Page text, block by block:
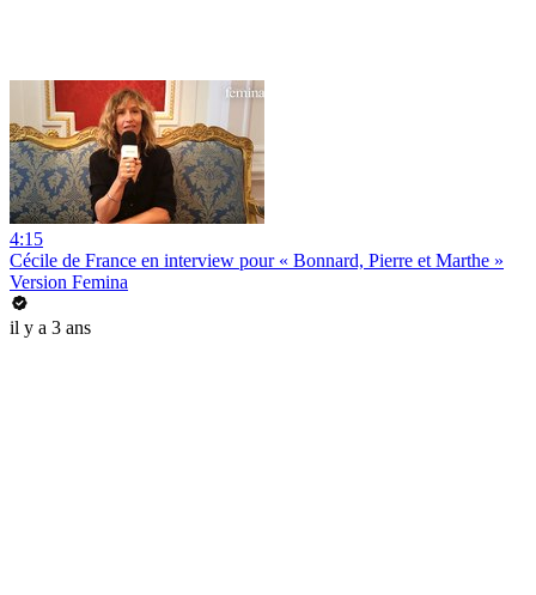
4:15
Cécile de France en interview pour « Bonnard, Pierre et Marthe »
Version Femina
il y a 3 ans